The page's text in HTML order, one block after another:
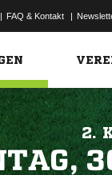
| FAQ & Kontakt |
2.